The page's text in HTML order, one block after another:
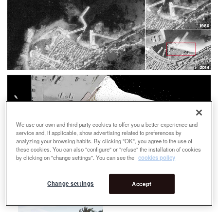
We use our own and third party cookies to offer you a better experience and
service and, if applicable, show advertising related to preferences by
analyzing your browsing habits. By clicking "OK", you agree to the use of
these cookies. You can also "configure" or "refuse" the installation of cookies
by clicking on "change settings". You can see the cookies policy
Accept
Change settings